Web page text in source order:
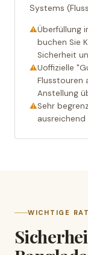
Systems
Überfüllung
buchen Sie
Sicherheit
Uoffizielle
Flusstouren
Anstellung
Sehr
ausreichend
WICHTIGE